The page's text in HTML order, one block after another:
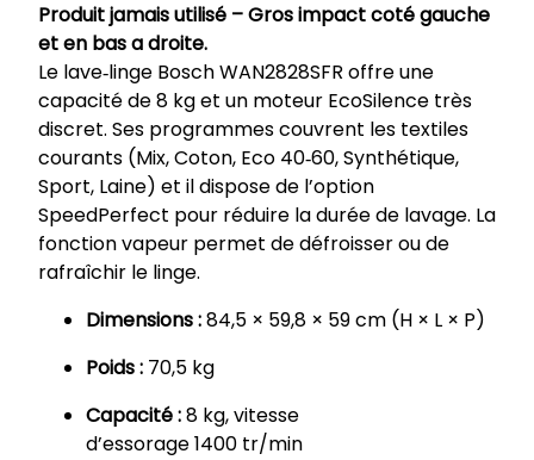
Produit jamais utilisé –Gros impact coté gauche
et en bas a droite.
Le lave‑linge Bosch WAN2828SFR offre une
capacité de 8 kg et un moteur EcoSilence très
discret. Ses programmes couvrent les textiles
courants (Mix, Coton, Eco 40‑60, Synthétique,
Sport, Laine) et il dispose de l’option
SpeedPerfect pour réduire la durée de lavage. La
fonction vapeur permet de défroisser ou de
rafraîchir le linge.
Dimensions :84,5 × 59,8 × 59 cm (H × L × P)
Poids : 70,5 kg
Capacité :8 kg, vitesse
d’essorage 1400 tr/min